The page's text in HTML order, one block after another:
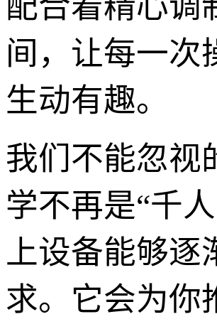
间，让每一次
生动有趣。
我们不能忽视
学不再是“千
上设备能够逐
求。它会为你